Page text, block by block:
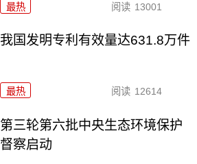
最热 阅读 13001
我国发明专利有效量达631.8万件
最热 阅读 12614
第三轮第六批中央生态环境保护
督察启动